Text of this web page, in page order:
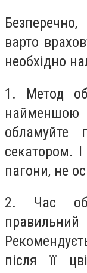
варто
необхідно
1. Метод
обламуйте
секатором. І
пагони, не
2. Час
після її